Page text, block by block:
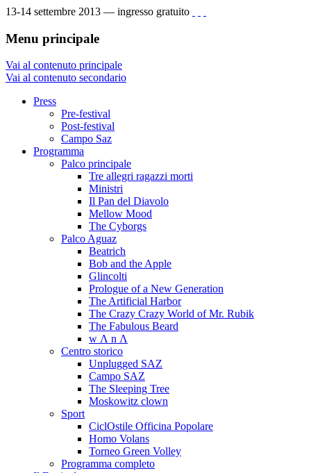
13-14 settembre 2013 — ingresso gratuito
Menu principale
Vai al contenuto principale
Vai al contenuto secondario
Press
Pre-festival
Post-festival
Campo Saz
Programma
Palco principale
Tre allegri ragazzi morti
Ministri
Il Pan del Diavolo
Mellow Mood
The Cyborgs
Palco Aguaz
Beatrich
Bob and the Apple
Glincolti
Prologue of a New Generation
The Artificial Harbor
The Crazy Crazy World of Mr. Rubik
The Fabulous Beard
w Λ n Λ
Centro storico
Unplugged SAZ
Campo SAZ
The Sleeping Tree
Moskowitz clown
Sport
CiclOstile Officina Popolare
Homo Volans
Torneo Green Volley
Programma completo